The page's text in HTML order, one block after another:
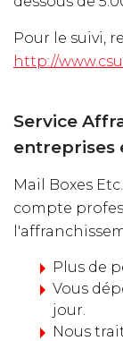
Pour le suivi,
http://
Service
entreprises
Mail Boxes
compte
Plus de
Vous
jour.
Nous